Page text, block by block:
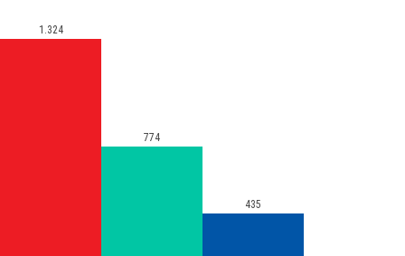
1.324
774
435